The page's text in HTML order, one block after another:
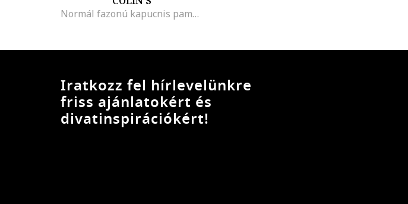
Normál fazonú kapucnis pamutpulóver kenguruzsebbel, Tengerészkék
Iratkozz fel hírlevelünkre
friss ajánlatokért és
divatinspirációkért!